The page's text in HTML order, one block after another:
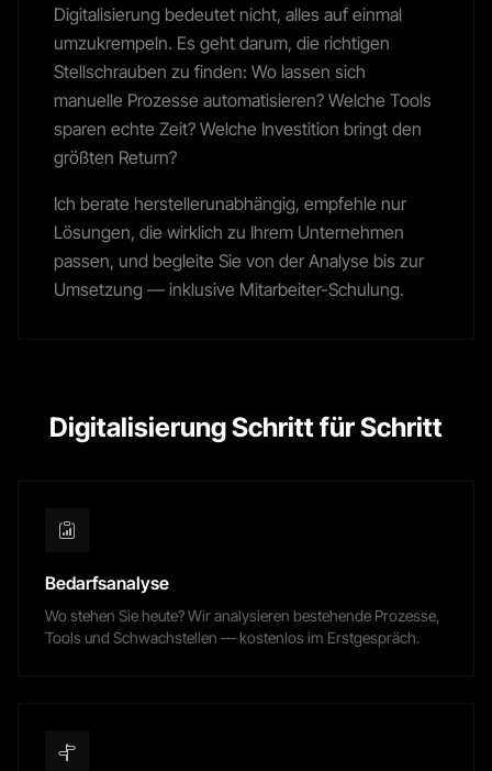
Digitalisierung bedeutet nicht, alles auf einmal
umzukrempeln. Es geht darum, die richtigen
Stellschrauben zu finden: Wo lassen sich
manuelle Prozesse automatisieren? Welche Tools
sparen echte Zeit? Welche Investition bringt den
größten Return?
Ich berate herstellerunabhängig, empfehle nur
Lösungen, die wirklich zu Ihrem Unternehmen
passen, und begleite Sie von der Analyse bis zur
Umsetzung — inklusive Mitarbeiter-Schulung.
Digitalisierung Schritt für Schritt
Bedarfsanalyse
Wo stehen Sie heute? Wir analysieren bestehende Prozesse,
Tools und Schwachstellen — kostenlos im Erstgespräch.